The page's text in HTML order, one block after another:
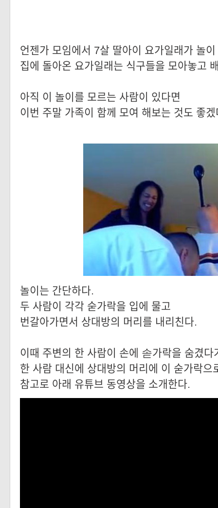
언젠가 모임에서 7살 딸아이 요가일래가 놀
집에 돌아온 요가일래는 식구들을 모아놓고
아직 이 놀이를 모르는 사람이 있다면
이번 주말 가족이 함께 모여 해보는 것도 좋겠
놀이는 간단하다.
두 사람이 각각 숟가락을 입에 물고
번갈아가면서 상대방의 머리를 내리친다.
이때 주변의 한 사람이 손에 솓가락을 숨겼다
한 사람 대신에 상대방의 머리에 이 숟가락으
참고로 아래 유튜브 동영상을 소개한다.